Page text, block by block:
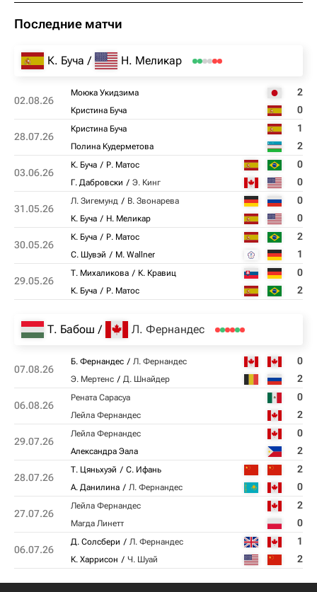
Последние матчи
К. Буча Н. Меликар
02.08.26
Моюка Укидзима 2
Кристина Буча 0
28.07.26
Кристина Буча 1
Полина Кудерметова 2
03.06.26
К. Буча Р. Матос 0
Г. Дабровски Э. Кинг 0
31.05.26
Л. Зигемунд В. Звонарева 0
К. Буча Н. Меликар 0
30.05.26
К. Буча Р. Матос 2
С. Шувэй M. Wallner 1
29.05.26
Т. Михаликова К. Кравиц 0
К. Буча Р. Матос 2
Т. Бабош Л. Фернандес
07.08.26
Б. Фернандес Л. Фернандес 0
Э. Мертенс Д. Шнайдер 2
06.08.26
Рената Сарасуа 0
Лейла Фернандес 2
29.07.26
Лейла Фернандес 0
Александра Эала 2
28.07.26
Т. Цяньхуэй С. Ифань 2
А. Данилина Л. Фернандес 0
27.07.26
Лейла Фернандес 2
Магда Линетт 0
06.07.26
Д. Солсбери Л. Фернандес 1
К. Харрисон Ч. Шуай 2